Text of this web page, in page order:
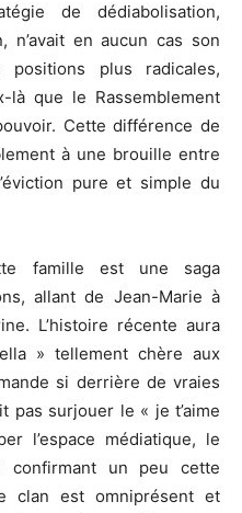
de dédiabolisation,
n’avait en aucun cas son
positions plus radicales,
là que le Rassemblement
Cette différence de
à une brouille entre
pure et simple du
famille est une saga
allant de Jean-Marie à
L’histoire récente aura
» tellement chère aux
si derrière de vraies
pas surjouer le « je t’aime
l’espace médiatique, le
confirmant un peu cette
clan est omniprésent et